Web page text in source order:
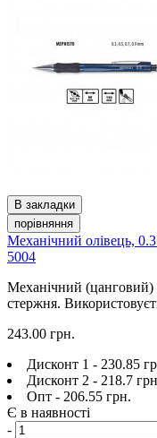
В закладки
порівняння
Механічний олівець,
5004
Механічний (цанговий)
стержня.
243.00 грн.
Дисконт 1 - 230.85
Дисконт 2 - 218.7
Опт - 206.55 грн.
Є в наявності
-